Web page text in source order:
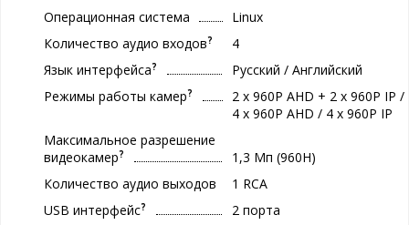
Операционная система
Linux
Количество аудио входов?
4
Язык интерфейса?
Русский / Английский
Режимы работы камер?
2 x 960P AHD + 2 x 960P IP /
4 x 960P AHD / 4 x 960P IP
Максимальное разрешение
видеокамер?
1,3 Мп (960H)
Количество аудио выходов
1 RCA
USB интерфейс?
2 порта